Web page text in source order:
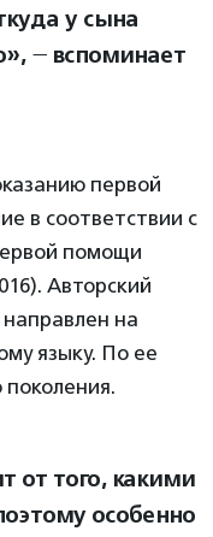
у сына
— вспоминает
первой
в соответствии с
помощи
Авторский
на
языку. По ее
от того, какими
особенно